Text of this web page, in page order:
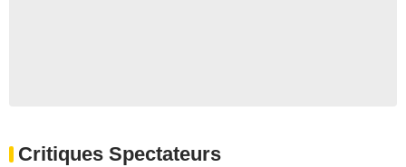
Critiques Spectateurs